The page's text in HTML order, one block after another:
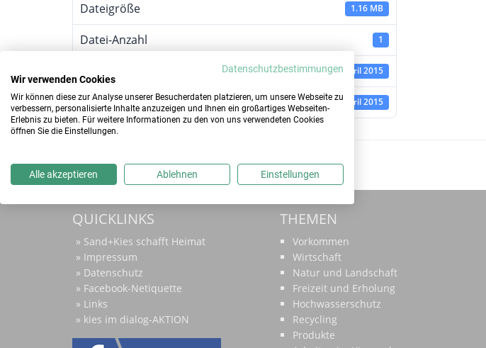
Dateigröße 1.16 MB
Datei-Anzahl 1
Erstellungsdatum 20. April 2015
Zuletzt aktualisiert 29. April 2015
QUICKLINKS
Sand+Kies schafft Heimat
Impressum
Datenschutz
Facebook-Netiquette
Links
kies im dialog-AKTION
THEMEN
Vorkommen
Wirtschaft
Natur und Landschaft
Freizeit und Erholung
Hochwasserschutz
Recycling
Produkte
Datenschutzbestimmungen
Wir verwenden Cookies
Wir können diese zur Analyse unserer Besucherdaten platzieren, um unsere Webseite zu
verbessern, personalisierte Inhalte anzuzeigen und Ihnen ein großartiges Webseiten-
Erlebnis zu bieten. Für weitere Informationen zu den von uns verwendeten Cookies
öffnen Sie die Einstellungen.
Alle akzeptieren Ablehnen Einstellungen